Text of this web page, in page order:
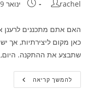
מחבר:
rachel פורסם:ינואר 29, 2025
האם אתם מתכננים לרענן
כאן מקום ליצירתיות, אך
שתבצע את ההתקנה.
להמשך קריאהלהרגיש
כמו